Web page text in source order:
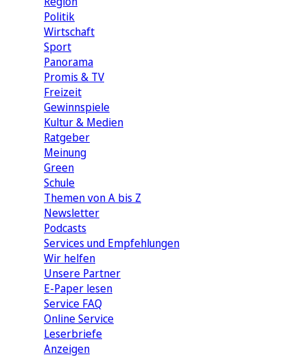
Politik
Wirtschaft
Sport
Panorama
Promis & TV
Freizeit
Gewinnspiele
Kultur & Medien
Ratgeber
Meinung
Green
Schule
Themen von A bis Z
Newsletter
Podcasts
Services und Empfehlungen
Wir helfen
Unsere Partner
E-Paper lesen
Service FAQ
Online Service
Leserbriefe
Anzeigen